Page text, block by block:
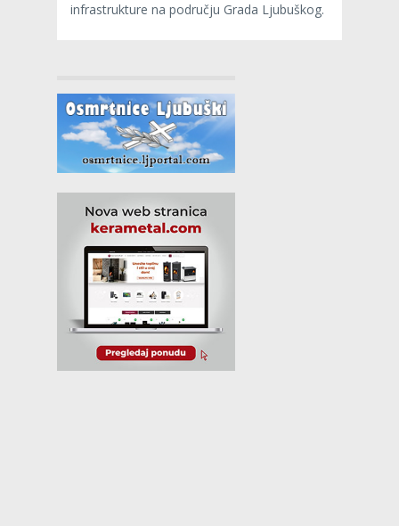
infrastrukture na području Grada Ljubuškog.